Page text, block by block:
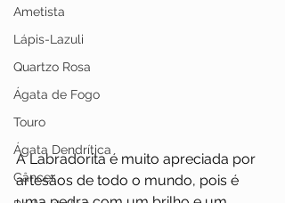
Ametista
Lápis-Lazuli
Quartzo Rosa
Ágata de Fogo
Touro
Ágata Dendrítica
Câncer
A Labradorita é muito apreciada por
artesãos de todo o mundo, pois é